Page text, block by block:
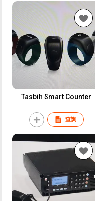
Tasbih Smart Counter
查詢